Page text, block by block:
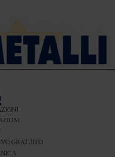
GRATUITO